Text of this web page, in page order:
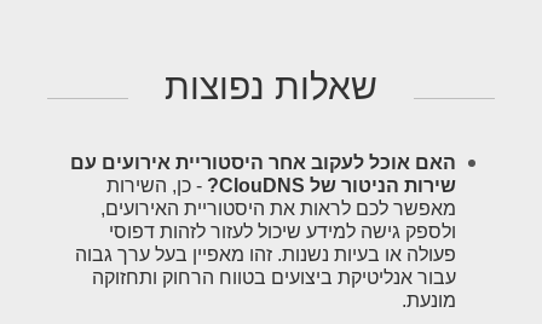
שאלות נפוצות
האם אוכל לעקוב אחר היסטוריית אירועים עם
שירות הניטור של ClouDNS?
- כן, השירות
מאפשר לכם לראות את היסטוריית האירועים,
ולספק גישה למידע שיכול לעזור לזהות דפוסי
פעולה או בעיות נשנות. זהו מאפיין בעל ערך גבוה
עבור אנליטיקת ביצועים בטווח הרחוק ותחזוקה
מונעת.